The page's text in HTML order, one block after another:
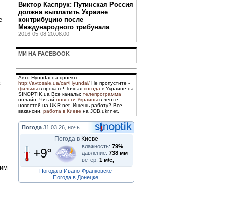
Виктор Каспрук: Путинская Россия
должна выплатить Украине
контрибуцию после
Международного трибунала
2016-05-08 20:08:00
МИ НА FACEBOOK
Авто Hyundai на проекті
http://avtosale.ua/car/Hyundai/ Не пропустите -
фильмы в прокате! Точная погода в Украине на
SINOPTIK.ua Все каналы: телепрограмма
онлайн. Читай новости Украины в ленте
новостей на UKR.net. Ищешь работу? Все
вакансии, работа в Киеве на JOB.ukr.net.
Погода 31.03.26, ночь
Погода в Киеве
+9° влажность: 79%
давление: 738 мм
ветер: 1 м/с,
Погода в Ивано-Франковске
Погода в Донецке